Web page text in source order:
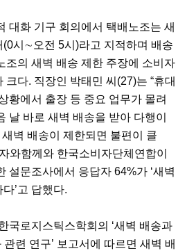
대화 기구 회의에서 택배노조는 새
(0시∼오전 5시)라고 지적하며 배송
조의 새벽 배송 제한 주장에 소비자
다. 직장인 박태민 씨(27)는 “휴대
황에서 출장 등 중요 업무가 몰려
날 바로 새벽 배송을 받아 다행이
새벽 배송이 제한되면 불편이 클
와함께와 한국소비자단체연합이
설문조사에서 응답자 64%가 ‘새벽
’고 답했다.
국로지스틱스학회의 ‘새벽 배송과
련 연구’ 보고서에 따르면 새벽 배